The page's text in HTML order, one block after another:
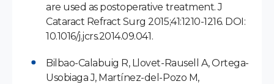
are used as postoperative treatment. J
Cataract Refract Surg 2015;41:1210-1216. DOI:
10.1016/j.jcrs.2014.09.041.
Bilbao-Calabuig R, Llovet-Rausell A, Ortega-
Usobiaga J, Martínez-del-Pozo M,